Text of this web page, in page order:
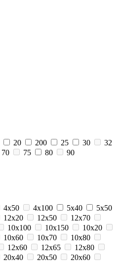
20 200 25 30
32
70 75 80
90
4х50 4х100 5х40
5х50
12х20 12х50
12х70
10х100 10х150
10х20
10х60 10х70
10х80
12х60 12х65
12х80
20х40 20х50
20х60